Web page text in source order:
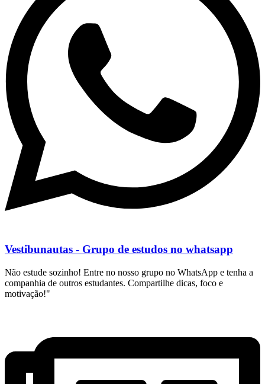
Vestibunautas - Grupo de estudos no whatsapp
Não estude sozinho! Entre no nosso grupo no WhatsApp e tenha a
companhia de outros estudantes. Compartilhe dicas, foco e
motivação!"